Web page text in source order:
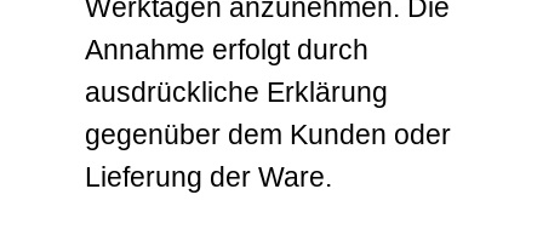
Werktagen anzunehmen. Die
Annahme erfolgt durch
ausdrückliche Erklärung
gegenüber dem Kunden oder
Lieferung der Ware.